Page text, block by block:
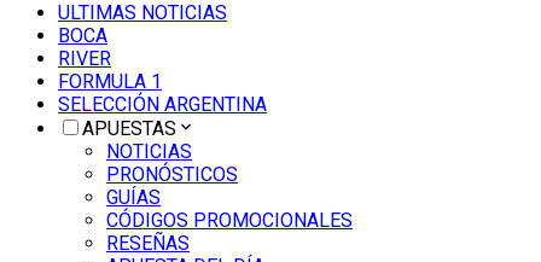
ULTIMAS NOTICIAS
BOCA
RIVER
FORMULA 1
SELECCIÓN ARGENTINA
APUESTAS
NOTICIAS
PRONÓSTICOS
GUÍAS
CÓDIGOS PROMOCIONALES
RESEÑAS